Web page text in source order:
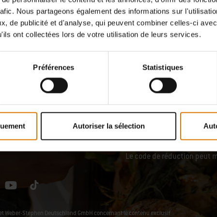
Nous partageons également des informations sur
de publicité et d'analyse, qui peuvent combiner celles-ci
ont collectées lors de votre utilisation de leurs services.
Préférences Statistiques
Autoriser la sélection
photos de produits, fichiers audio et/ou vidéo sont protégés
ou distribués, ni modifies ou remplacés, par d’autres sites,
rien que pour vous
Recevez des actualités
cuisine et d’amateurs de
réduction sur votre
Le code de réduction peut
Weber-Stephen Deutschland GmbH concernant le contenu exclusif